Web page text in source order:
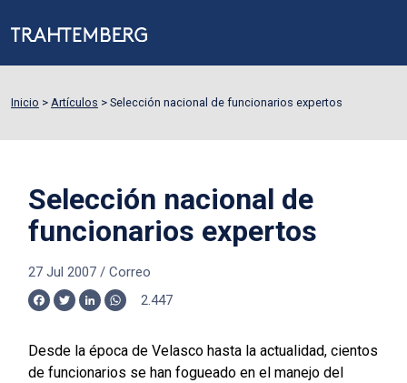
Inicio > Artículos > Selección nacional de funcionarios expertos
Selección nacional de
funcionarios expertos
27 Jul 2007/ Correo
Facebook
TwitterLinkedInWhatsApp
2.447
Desde la época de Velasco hasta la actualidad, cientos
de funcionarios se han fogueado en el manejo del